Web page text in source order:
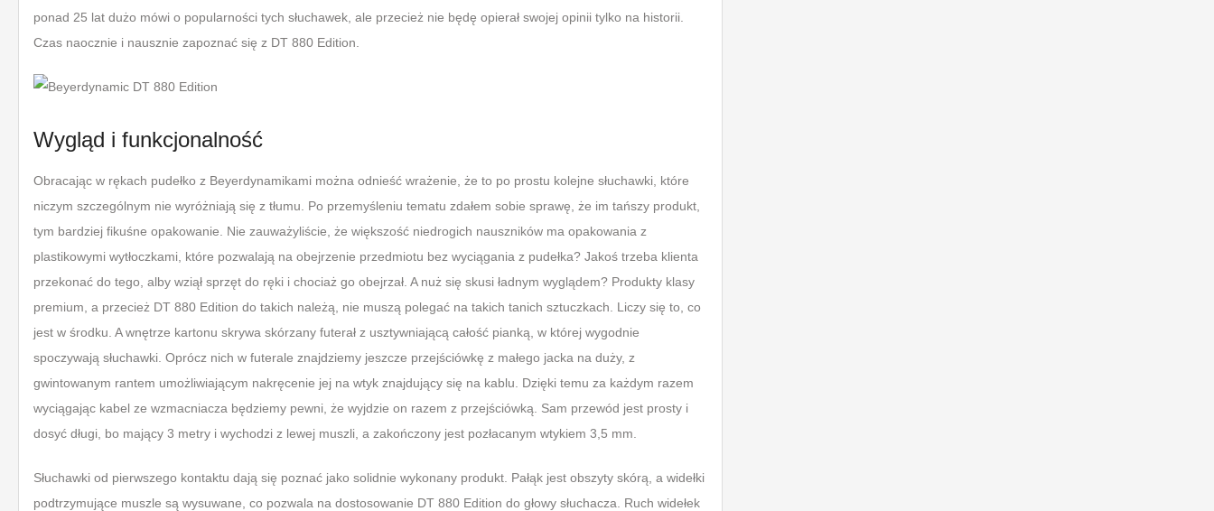
ponad 25 lat dużo mówi o popularności tych słuchawek, ale przecież nie będę opierał swojej opinii tylko na historii.
Czas naocznie i nausznie zapoznać się z DT 880 Edition.
Wygląd i funkcjonalność
Obracając w rękach pudełko z Beyerdynamikami można odnieść wrażenie, że to po prostu kolejne słuchawki, które
niczym szczególnym nie wyróżniają się z tłumu. Po przemyśleniu tematu zdałem sobie sprawę, że im tańszy produkt,
tym bardziej fikuśne opakowanie. Nie zauważyliście, że większość niedrogich nauszników ma opakowania z
plastikowymi wytłoczkami, które pozwalają na obejrzenie przedmiotu bez wyciągania z pudełka? Jakoś trzeba klienta
przekonać do tego, alby wziął sprzęt do ręki i chociaż go obejrzał. A nuż się skusi ładnym wyglądem? Produkty klasy
premium, a przecież DT 880 Edition do takich należą, nie muszą polegać na takich tanich sztuczkach. Liczy się to, co
jest w środku. A wnętrze kartonu skrywa skórzany futerał z usztywniającą całość pianką, w której wygodnie
spoczywają słuchawki. Oprócz nich w futerale znajdziemy jeszcze przejściówkę z małego jacka na duży, z
gwintowanym rantem umożliwiającym nakręcenie jej na wtyk znajdujący się na kablu. Dzięki temu za każdym razem
wyciągając kabel ze wzmacniacza będziemy pewni, że wyjdzie on razem z przejściówką. Sam przewód jest prosty i
dosyć długi, bo mający 3 metry i wychodzi z lewej muszli, a zakończony jest pozłacanym wtykiem 3,5 mm.
Słuchawki od pierwszego kontaktu dają się poznać jako solidnie wykonany produkt. Pałąk jest obszyty skórą, a widełki
podtrzymujące muszle są wysuwane, co pozwala na dostosowanie DT 880 Edition do głowy słuchacza. Ruch widełek